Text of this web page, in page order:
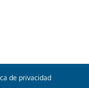
de privacidad